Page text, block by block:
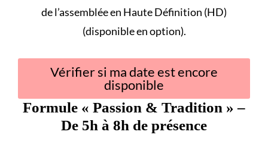
de l’assemblée en Haute Définition (HD)
(disponible en option).
Vérifier si ma date est encore
disponible
Formule « Passion & Tradition » –
De 5h à 8h de présence